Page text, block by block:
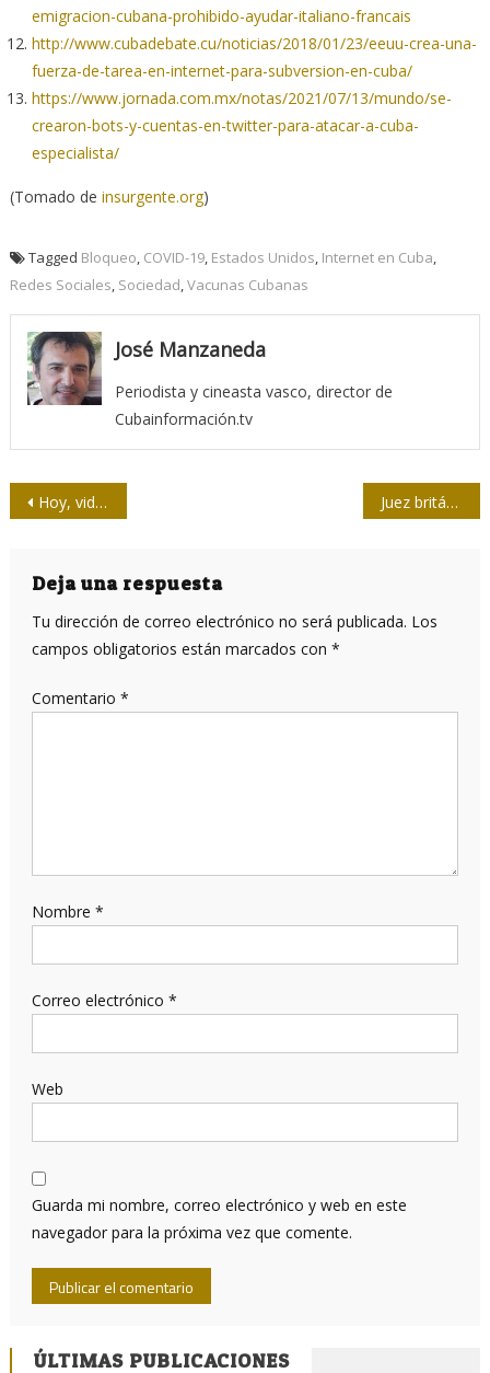
emigracion-cubana-prohibido-ayudar-italiano-francais
http://www.cubadebate.cu/noticias/2018/01/23/eeuu-crea-una-
fuerza-de-tarea-en-internet-para-subversion-en-cuba/
https://www.jornada.com.mx/notas/2021/07/13/mundo/se-
crearon-bots-y-cuentas-en-twitter-para-atacar-a-cuba-
especialista/
(Tomado de insurgente.org)
Tagged Bloqueo COVID-19, Estados Unidos Internet en Cuba
Redes Sociales Sociedad Vacunas Cubanas
José Manzaneda
Periodista y cineasta vasco, director de
Cubainformación.tv
Navegación
entradas
Hoy, videoconferencia por los canales de las redes sociales de Cubaperiodistas: Fidel, Periodismo y Revolución Juez británico aplaza hasta octubre audiencia de extradición de Julian Assange
Deja una respuesta
Tu dirección de correo electrónico no será publicada. Los
campos obligatorios están marcados con *
Comentario *
Nombre *
Correo electrónico *
Web
Guarda mi nombre, correo electrónico y web en este
navegador para la próxima vez que comente.
ÚLTIMAS PUBLICACIONES